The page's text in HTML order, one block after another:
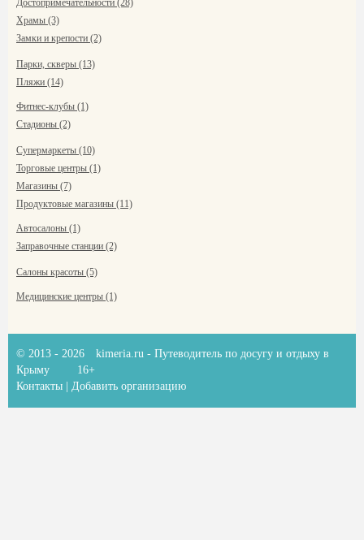
Достопримечательности (28)
Храмы (3)
Замки и крепости (2)
Парки, скверы (13)
Пляжи (14)
Фитнес-клубы (1)
Стадионы (2)
Супермаркеты (10)
Торговые центры (1)
Магазины (7)
Продуктовые магазины (11)
Автосалоны (1)
Заправочные станции (2)
Салоны красоты (5)
Медицинские центры (1)
© 2013 - 2026 kimeria.ru - Путеводитель по досугу и отдыху в
Крыму
16+
Контакты
Добавить организацию